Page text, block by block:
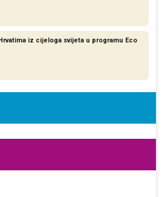
iz cijeloga svijeta u programu Eco